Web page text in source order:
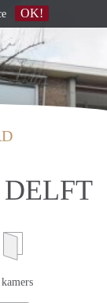
OK!